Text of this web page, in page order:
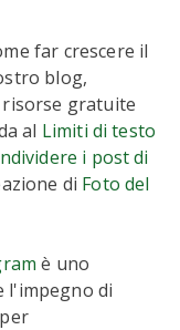
far crescere il
blog,
risorse gratuite
al Limiti di testo
i post di
di Foto del
è uno
l'impegno di